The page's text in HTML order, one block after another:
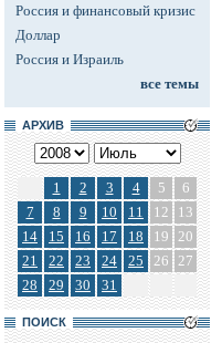
Россия и финансовый кризис
Доллар
Россия и Израиль
все темы
АРХИВ
1 2 3 4 5
6
7
8 9 10 11 12
13
14
15 16 17 18 19 20
21
22 23 24 25 26 27
28
29 30 31
ПОИСК